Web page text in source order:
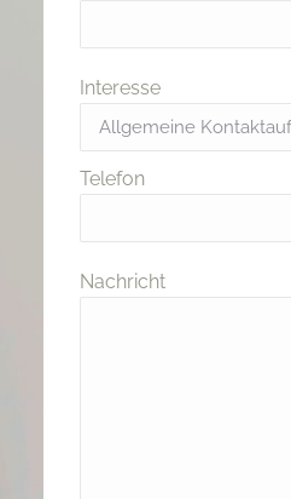
Interesse
Telefon
Nachricht